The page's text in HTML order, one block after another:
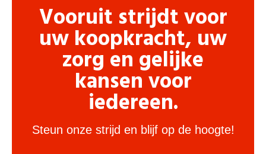
Vooruit strijdt voor
uw koopkracht, uw
zorg en gelijke
kansen voor
iedereen.
Steun onze strijd en blijf op de hoogte!